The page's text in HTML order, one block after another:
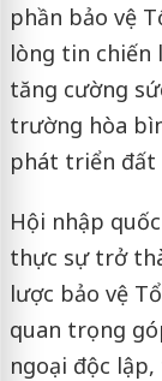
phần bảo vệ
lòng tin chiến
tăng cường
trường hòa
phát triển đất
Hội nhập
thực sự trở
lược bảo vệ
quan trọng
ngoại độc